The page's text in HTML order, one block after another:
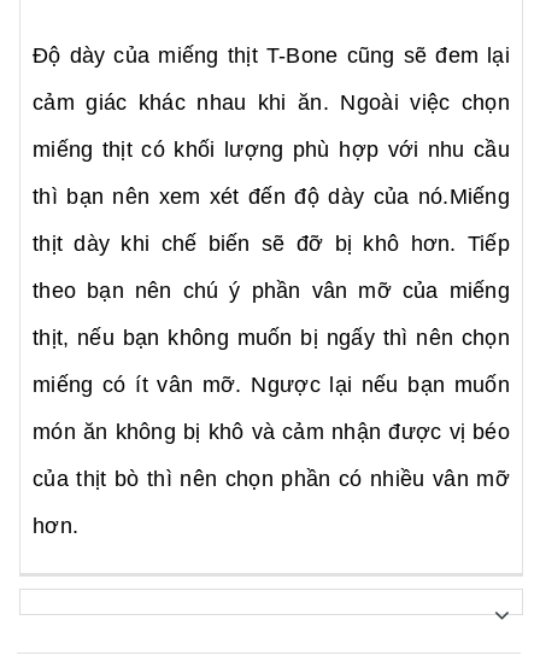
Độ dày của miếng thịt T-Bone cũng sẽ đem lại
cảm giác khác nhau khi ăn. Ngoài việc chọn
miếng thịt có khối lượng phù hợp với nhu cầu
thì bạn nên xem xét đến độ dày của nó.Miếng
thịt dày khi chế biến sẽ đỡ bị khô hơn. Tiếp
theo bạn nên chú ý phần vân mỡ của miếng
thịt, nếu bạn không muốn bị ngấy thì nên chọn
miếng có ít vân mỡ. Ngược lại nếu bạn muốn
món ăn không bị khô và cảm nhận được vị béo
của thịt bò thì nên chọn phần có nhiều vân mỡ
hơn.